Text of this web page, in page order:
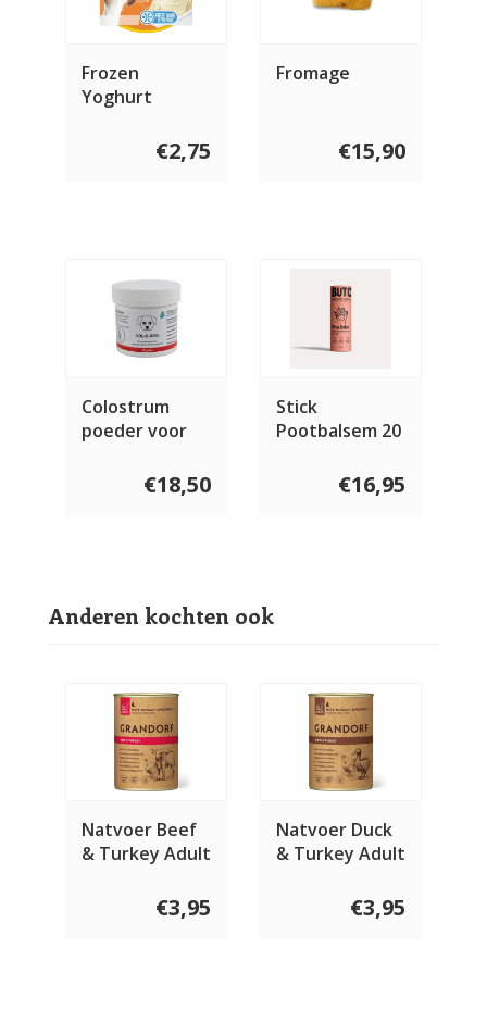
Frozen
Yoghurt
120 gram€2,75
Fromage
€15,90
Colostrum
poeder voor
€18,50
Stick
Pootbalsem 20
€16,95
Anderen kochten ook
Natvoer Beef
& Turkey Adult
€3,95
Natvoer Duck
& Turkey Adult
€3,95